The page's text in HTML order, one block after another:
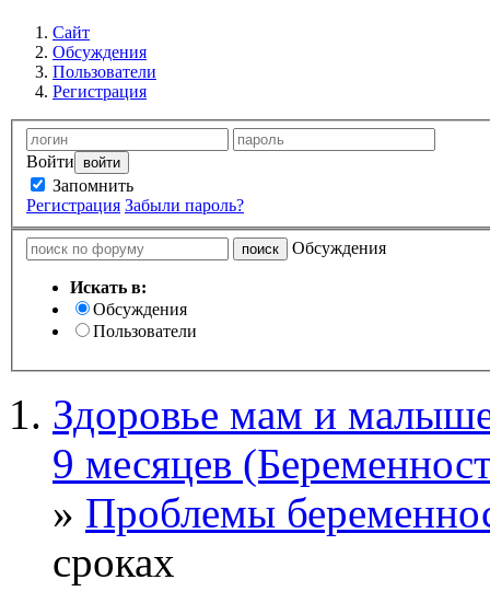
Сайт
Обсуждения
Пользователи
Регистрация
Войти
Запомнить
Регистрация Забыли пароль?
Обсуждения
Искать в:
Обсуждения
Пользователи
Здоровье мам и
9 месяцев
» Проблемы
сроках